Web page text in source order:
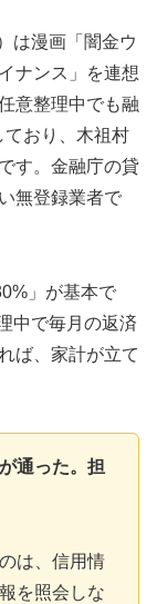
は漫画「闇金ウ
ナンス」を連想
意整理中でも融
ており、木祖村
す。金融庁の貸
無登録業者で
」が基本で
中で毎月の返済
ば、家計が立て
通った。担
は、信用情
を照会しな